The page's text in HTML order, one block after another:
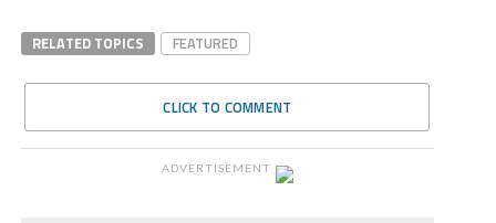
RELATED TOPICS FEATURED
CLICK TO COMMENT
ADVERTISEMENT